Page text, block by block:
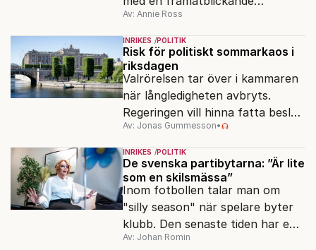
strukturpolitik för att göra
Sverige långsiktigt hållbart,
jämlikt och kriståligt.
Av: Annie Ross
INRIKES POLITIK
Risk för politiskt sommarkaos i
riksdagen
Valrörelsen tar över i kammaren
när långledigheten avbryts.
Regeringen vill hinna fatta beslut
före valet – men oppositionen
ser sin chans att pressa
Tidösidan.
Av: Jonas Gummesson•
INRIKES POLITIK
De svenska partibytarna: ”Är lite
som en skilsmässa”
Inom fotbollen talar man om
"silly season" när spelare byter
klubb. Den senaste tiden har en
rad svenska politiker bytt parti –
Av: Johan Romin